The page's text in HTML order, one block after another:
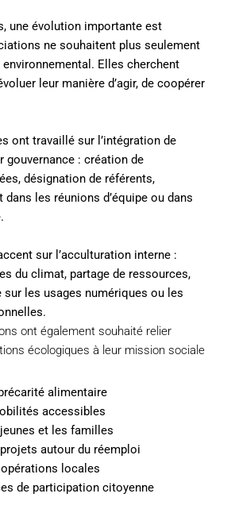
une évolution importante est
ne souhaitent plus seulement
Elles cherchent
leur manière d’agir, de coopérer
ont travaillé sur l’intégration de
gouvernance : création de
désignation de référents,
les réunions d’équipe ou dans
sur l’acculturation interne :
du climat, partage de ressources,
les usages numériques ou les
ont également souhaité relier
écologiques à leur mission sociale
alimentaire
accessibles
et les familles
autour du réemploi
locales
de participation citoyenne